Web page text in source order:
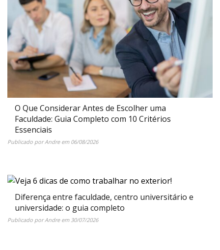
O Que Considerar Antes de Escolher uma
Faculdade: Guia Completo com 10 Critérios
Essenciais
Publicado porAndreem 06/08/2026
Diferença entre faculdade, centro universitário e
universidade: o guia completo
Publicado porAndreem30/07/2026